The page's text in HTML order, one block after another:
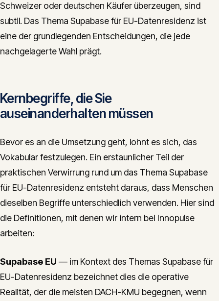
Schweizer oder deutschen Käufer überzeugen, sind
subtil. Das Thema Supabase für EU-Datenresidenz ist
eine der grundlegenden Entscheidungen, die jede
nachgelagerte Wahl prägt.
Kernbegriffe, die Sie
auseinanderhalten müssen
Bevor es an die Umsetzung geht, lohnt es sich, das
Vokabular festzulegen. Ein erstaunlicher Teil der
praktischen Verwirrung rund um das Thema Supabase
für EU-Datenresidenz entsteht daraus, dass Menschen
dieselben Begriffe unterschiedlich verwenden. Hier sind
die Definitionen, mit denen wir intern bei Innopulse
arbeiten:
Supabase EU — im Kontext des Themas Supabase für
EU-Datenresidenz bezeichnet dies die operative
Realität, der die meisten DACH-KMU begegnen, wenn